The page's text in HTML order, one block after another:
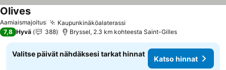
Aamiaismajoitus Kaupunkinäköalaterassi
Olives
7,8 Hyvä 388 Bryssel, 2.3 km kohteesta Saint-Gilles
Valitse päivät nähdäksesi tarkat hinnat
Katso hinnat